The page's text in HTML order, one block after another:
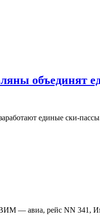
объединят
единые ски-
— авиа, рейс NN 341,